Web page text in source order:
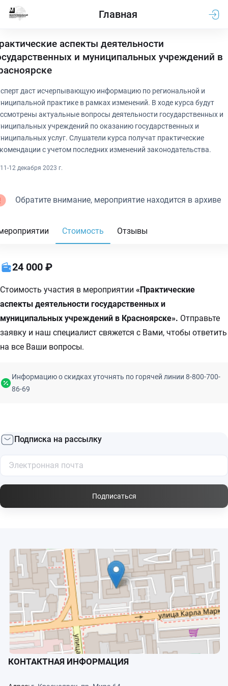
Главная
аспекты деятельности
и муниципальных учреждений в
даст исчерпывающую информацию по региональной и
практике в рамках изменений. В ходе курса будут
актуальные вопросы деятельности государственных и
учреждений по оказанию государственных и
услуг. Слушатели курса получат практические
с учетом последних изменений законодательства.
11-12 декабря 2023 г.
Обратите внимание, мероприятие находится в архиве
Стоимость Отзывы
24 000 ₽
Стоимость участия в мероприятии «Практические
аспекты деятельности государственных и
муниципальных учреждений в Красноярске». Отправьте
заявку и наш специалист свяжется с Вами, чтобы ответить
на все Ваши вопросы.
Информацию о скидках уточнять по горячей линии 8-800-700-
86-69
Подписка на рассылку
Подписаться
КОНТАКТНАЯ ИНФОРМАЦИЯ